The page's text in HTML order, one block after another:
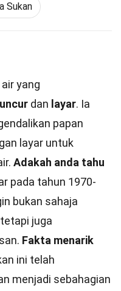
Sukan
yang
dan layar. Ia
papan
layar untuk
Adakah anda tahu
pada tahun 1970-
bukan sahaja
juga
Fakta menarik
ini telah
menjadi sebahagian